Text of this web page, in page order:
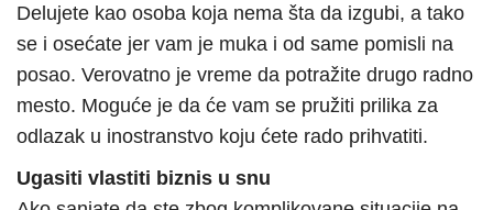
Delujete kao osoba koja nema šta da izgubi, a tako
se i osećate jer vam je muka i od same pomisli na
posao. Verovatno je vreme da potražite drugo radno
mesto. Moguće je da će vam se pružiti prilika za
odlazak u inostranstvo koju ćete rado prihvatiti.
Ugasiti vlastiti biznis u snu